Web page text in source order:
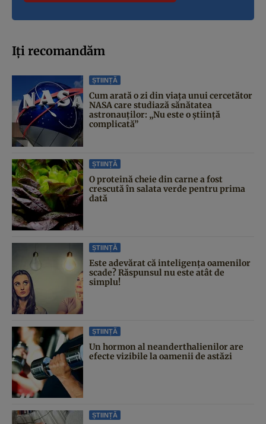
Iți recomandăm
ȘTIINȚĂ
Cum arată o zi din viața unui cercetător
NASA care studiază sănătatea
astronauților: „Nu este o știință
complicată”
ȘTIINȚĂ
O proteină cheie din carne a fost
crescută în salata verde pentru prima
dată
ȘTIINȚĂ
Este adevărat că inteligența oamenilor
scade? Răspunsul nu este atât de
simplu!
ȘTIINȚĂ
Un hormon al neanderthalienilor are
efecte vizibile la oamenii de astăzi
ȘTIINȚĂ